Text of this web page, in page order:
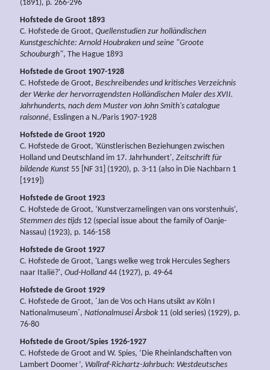
(1891), p. 266-296
Hofstede de Groot 1893
C. Hofstede de Groot, Quellenstudien zur holländischen
Kunstgeschichte: Arnold Houbraken und seine "Groote
Schouburgh", The Hague 1893
Hofstede de Groot 1907-1928
C. Hofstede de Groot, Beschreibendes und kritisches Verzeichnis
der Werke der hervorragendsten Holländischen Maler des XVII.
Jahrhunderts, nach dem Muster von John Smith's catalogue
raisonné, Esslingen a N./Paris 1907-1928
Hofstede de Groot 1920
C. Hofstede de Groot, 'Künstlerischen Beziehungen zwischen
Holland und Deutschland im 17. Jahrhundert', Zeitschrift für
bildende Kunst 55 [NF 31] (1920), p. 3-11 (also in Die Nachbarn 1
[1919])
Hofstede de Groot 1923
C. Hofstede de Groot, ‘Kunstverzamelingen van ons vorstenhuis’,
Stemmen des tijds 12 (special issue about the family of Oanje-
Nassau) (1923), p. 146-158
Hofstede de Groot 1927
C. Hofstede de Groot, 'Langs welke weg trok Hercules Seghers
naar Italië?', Oud-Holland 44 (1927), p. 49-64
Hofstede de Groot 1929
C. Hofstede de Groot, ´Jan de Vos och Hans utsikt av Köln I
Nationalmuseum´, Nationalmusei Årsbok11 (old series) (1929), p.
76-80
Hofstede de Groot/Spies 1926-1927
C. Hofstede de Groot and W. Spies, ‘Die Rheinlandschaften von
Lambert Doomer’, Wallraf-Richartz-Jahrbuch: Westdeutsches